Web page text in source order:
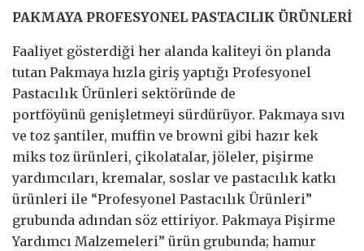
PAKMAYA PROFESYONEL PASTACILIK ÜRÜNLERİ
Faaliyet gösterdiği her alanda kaliteyi ön planda
tutan Pakmaya hızla giriş yaptığı Profesyonel
Pastacılık Ürünleri sektöründe de
portföyünü genişletmeyi sürdürüyor. Pakmaya sıvı
ve toz şantiler, muffin ve browni gibi hazır kek
miks toz ürünleri, çikolatalar, jöleler, pişirme
yardımcıları, kremalar, soslar ve pastacılık katkı
ürünleri ile “Profesyonel Pastacılık Ürünleri”
grubunda adından söz ettiriyor. Pakmaya Pişirme
Yardımcı Malzemeleri” ürün grubunda; hamur